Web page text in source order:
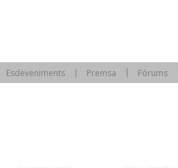
Esdeveniments Premsa Fòrums